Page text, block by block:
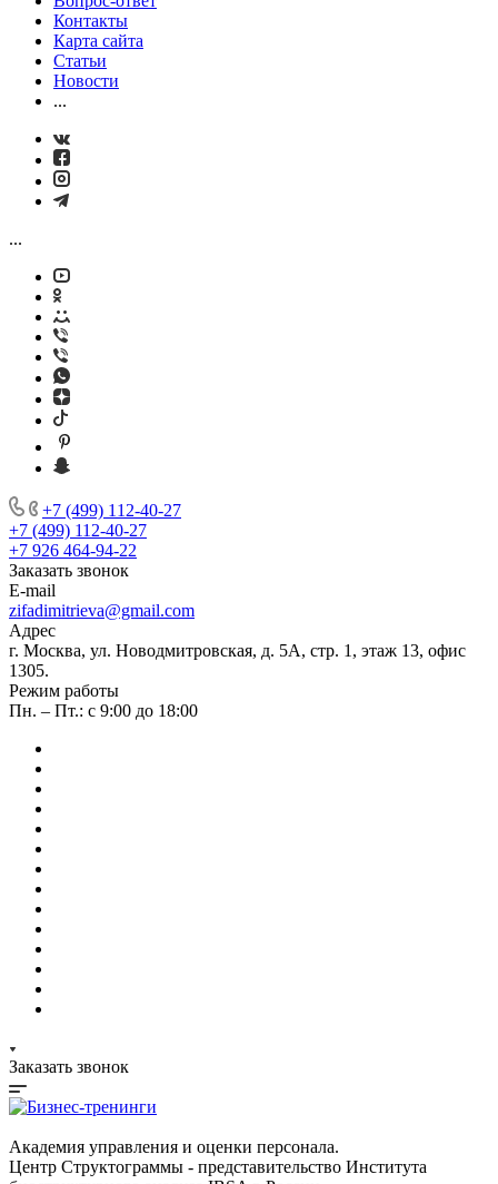
Контакты
Карта сайта
Статьи
Новости
...
...
+7 (499) 112-40-27
+7 (499) 112-40-27
+7 926 464-94-22
Заказать звонок
E-mail
zifadimitrieva@gmail.com
Адрес
г. Москва, ул. Новодмитровская, д. 5А, стр. 1, этаж 13, офис
1305.
Режим работы
Пн. – Пт.: с 9:00 до 18:00
Заказать звонок
Академия управления и оценки персонала.
Центр Структограммы - представительство Института